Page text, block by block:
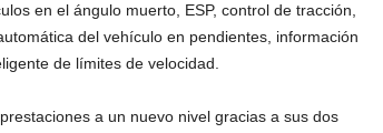
en el ángulo muerto, ESP, control de tracción,
del vehículo en pendientes, información
de límites de velocidad.
a un nuevo nivel gracias a sus dos